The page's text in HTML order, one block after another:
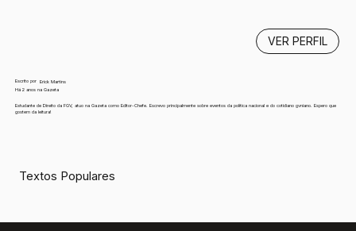
Escrito por
Erick Martins
Há 2 anos na Gazeta
Estudante de Direito da FGV, atuo na Gazeta como Editor-Chefe. Escrevo principalmente sobre eventos da política nacional e do cotidiano gvniano. Espero que
gostem da leitura!
VER PERFIL
Textos Populares